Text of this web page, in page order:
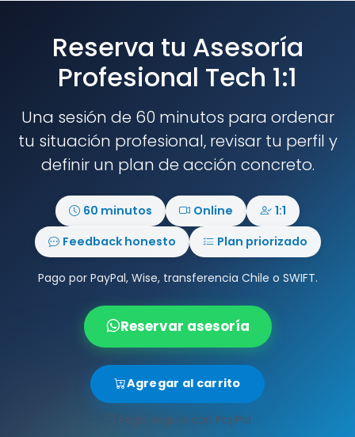
Reserva tu Asesoría
Profesional Tech 1:1
Una sesión de 60 minutos para ordenar
tu situación profesional, revisar tu perfil y
definir un plan de acción concreto.
60 minutos Online
1:1
Feedback honesto
Plan priorizado
Pago por PayPal, Wise, transferencia Chile o SWIFT.
Reservar asesoría
Agregar al carrito
Pago seguro con PayPal